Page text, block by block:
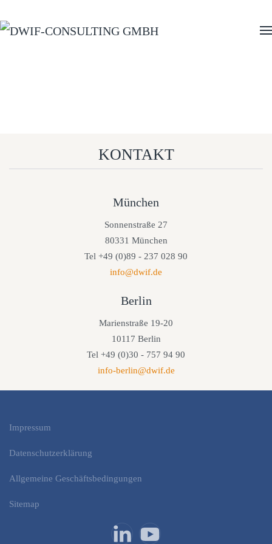
Zum Hauptinhalt springen
KONTAKT
München
Sonnenstraße 27
80331 München
Tel +49 (0)89 - 237 028 90
info@dwif.de
Berlin
Marienstraße 19-20
10117 Berlin
Tel +49 (0)30 - 757 94 90
info-berlin@dwif.de
Impressum
Datenschutzerklärung
Allgemeine Geschäftsbedingungen
Sitemap